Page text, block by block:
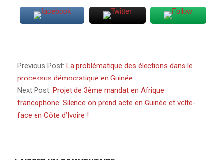
08-
07
Previous Post: La problématique des élections dans le
processus démocratique en Guinée.
Next Post: Projet de 3ème mandat en Afrique
francophone: Silence on prend acte en Guinée et volte-
face en Côte d’Ivoire !